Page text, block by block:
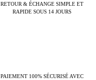
RETOUR & ÉCHANGE SIMPLE ET
RAPIDE SOUS 14 JOURS
PAIEMENT 100% SÉCURISÉ AVEC